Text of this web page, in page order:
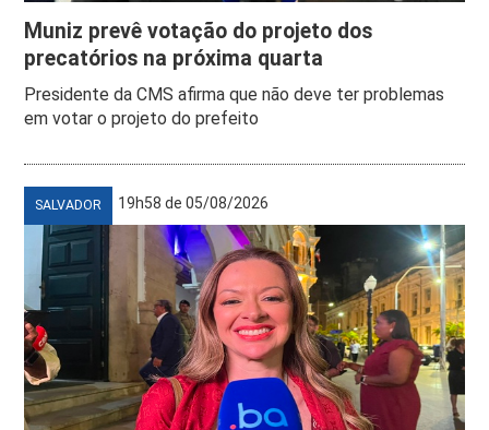
Muniz prevê votação do projeto dos
precatórios na próxima quarta
Presidente da CMS afirma que não deve ter problemas
em votar o projeto do prefeito
SALVADOR 19h58 de 05/08/2026